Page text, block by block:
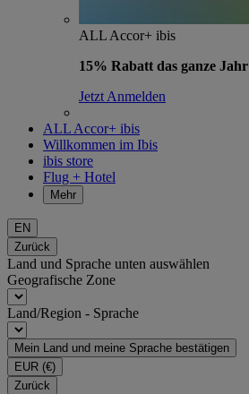
ALL Accor+ ibis
15% Rabatt das ganze Jahr
Jetzt Anmelden
ALL Accor+ ibis
Willkommen im Ibis
ibis store
Flug + Hotel
Mehr
EN
Zurück
Land und Sprache unten auswählen
Geografische Zone
Land/Region - Sprache
Mein Land und meine Sprache bestätigen
EUR (€)
Zurück